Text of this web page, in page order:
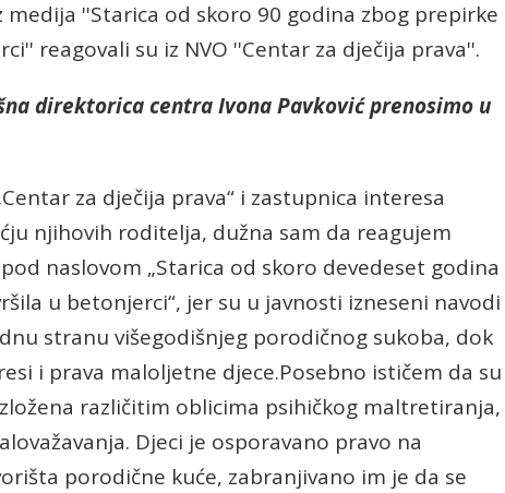
''Starica od skoro 90 godina zbog prepirke
reagovali su iz NVO ''Centar za dječija prava''.
direktorica centra Ivona Pavković prenosimo u
za dječija prava“ i zastupnica interesa
njihovih roditelja, dužna sam da reagujem
naslovom „Starica od skoro devedeset godina
u betonjerci“, jer su u javnosti izneseni navodi
stranu višegodišnjeg porodičnog sukoba, dok
i prava maloljetne djece.Posebno ističem da su
različitim oblicima psihičkog maltretiranja,
Djeci je osporavano pravo na
porodične kuće, zabranjivano im je da se